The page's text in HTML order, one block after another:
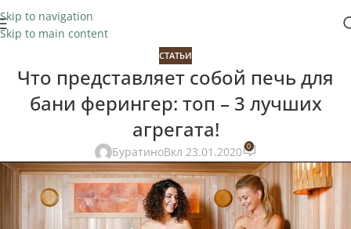
Skip to navigation
Skip to main content
СТАТЬИ
Что представляет собой печь для
бани ферингер: топ – 3 лучших
агрегата!
БуратиноВкл 23.01.2020 0